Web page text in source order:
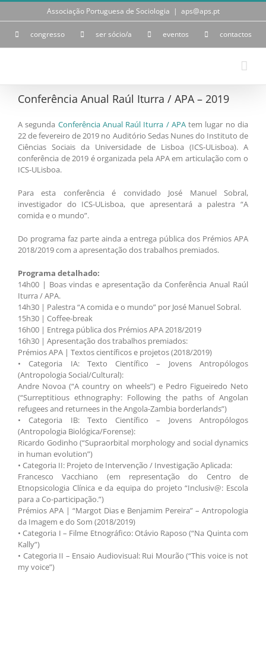
Skip
Associação Portuguesa de Sociologia | aps@aps.pt
congresso ser sócio/a eventos contactos
Conferência Anual Raúl Iturra / APA – 2019
A segunda Conferência Anual Raúl Iturra / APAtem lugar no dia
22 de fevereiro de 2019 no Auditório Sedas Nunes do Instituto de
Ciências Sociais da Universidade de Lisboa (ICS-ULisboa). A
conferência de 2019 é organizada pela APA em articulação com o
ICS-ULisboa.
Para esta conferência é convidado José Manuel Sobral,
investigador do ICS-ULisboa, que apresentará a palestra “A
comida e o mundo”.
Do programa faz parte ainda a entrega pública dos Prémios APA
2018/2019 com a apresentação dos trabalhos premiados.
Programa detalhado:
14h00 | Boas vindas e apresentação da Conferência Anual Raúl
Iturra / APA.
14h30 | Palestra “A comida e o mundo” por José Manuel Sobral.
15h30 | Coffee-break
16h00 | Entrega pública dos Prémios APA 2018/2019
16h30 | Apresentação dos trabalhos premiados:
Prémios APA | Textos científicos e projetos (2018/2019)
• Categoria IA: Texto Científico – Jovens Antropólogos
(Antropologia Social/Cultural):
Andre Novoa (“A country on wheels”) e Pedro Figueiredo Neto
(“Surreptitious ethnography: Following the paths of Angolan
refugees and returnees in the Angola-Zambia borderlands”)
• Categoria IB: Texto Científico – Jovens Antropólogos
(Antropologia Biológica/Forense):
Ricardo Godinho (“Supraorbital morphology and social dynamics
in human evolution”)
• Categoria II: Projeto de Intervenção / Investigação Aplicada:
Francesco Vacchiano (em representação do Centro de
Etnopsicologia Clínica e da equipa do projeto “Inclusiv@: Escola
para a Co-participação.”)
Prémios APA | “Margot Dias e Benjamim Pereira” – Antropologia
da Imagem e do Som (2018/2019)
• Categoria I – Filme Etnográfico: Otávio Raposo (“Na Quinta com
Kally”)
• Categoria II – Ensaio Audiovisual: Rui Mourão (“This voice is not
my voice”)